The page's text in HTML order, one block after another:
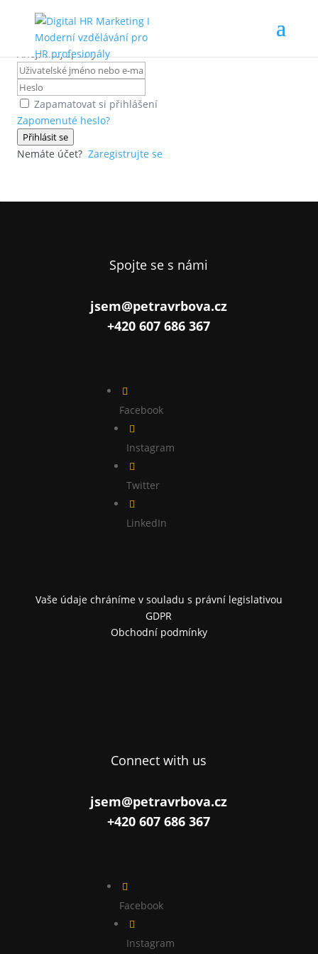
Ahoj, vítej zpátky!
Zapamatovat si přihlášení
Zapomenuté heslo?
Přihlásit se
Nemáte účet? Zaregistrujte se
Spojte se s námi
jsem@petravrbova.cz
+420 607 686 367

Facebook

Instagram

Twitter

LinkedIn
Vaše údaje chráníme v souladu s právní legislativou
GDPR
Obchodní podmínky
Connect with us
jsem@petravrbova.cz
+420 607 686 367

Facebook

Instagram